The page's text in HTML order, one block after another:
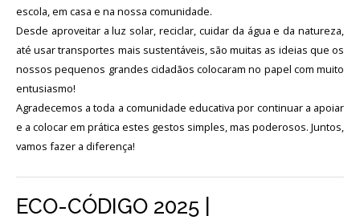
escola, em casa e na nossa comunidade.
Desde aproveitar a luz solar, reciclar, cuidar da água e da natureza,
até usar transportes mais sustentáveis, são muitas as ideias que os
nossos pequenos grandes cidadãos colocaram no papel com muito
entusiasmo!
Agradecemos a toda a comunidade educativa por continuar a apoiar
e a colocar em prática estes gestos simples, mas poderosos. Juntos,
vamos fazer a diferença!
ECO-CÓDIGO 2025 |